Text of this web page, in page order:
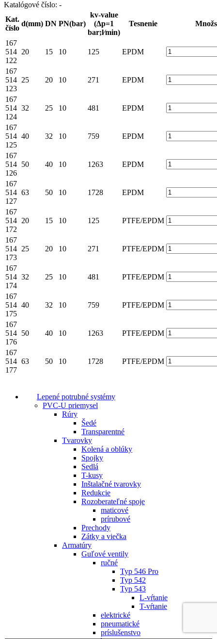
Katalógové číslo: -
Kat.
číslo
d(mm) DN PN(bar)
kv-value
(Δp=1
bar;l⁄min)
Tesnenie
167
514
122
20 15 10 125 EPDM
167
514
123
25 20 10 271 EPDM
167
514
124
32 25 10 481 EPDM
167
514
125
40 32 10 759 EPDM
167
514
126
50 40 10 1263 EPDM
167
514
127
63 50 10 1728 EPDM
167
514
172
20 15 10 125 PTFE/EPDM
167
514
173
25 20 10 271 PTFE/EPDM
167
514
174
32 25 10 481 PTFE/EPDM
167
514
175
40 32 10 759 PTFE/EPDM
167
514
176
50 40 10 1263 PTFE/EPDM
167
514
177
63 50 10 1728 PTFE/EPDM
Lepené potrubné systémy
PVC-U priemysel
Rúry
Šedé
Transparentné
Tvarovky
Kolená a oblúky
Spojky
Sedlá
T-kusy
Inštalačné tvarovky
Redukcie
Rozoberateľné spoje
maticové
prírubové
Prechody
Zátky a viečka
Armatúry
Guľové ventily
ručné
Typ 546 Pro
Typ 542
Typ 543
L-vŕtanie
T-vŕtanie
elektrické
pneumatické
príslušenstvo